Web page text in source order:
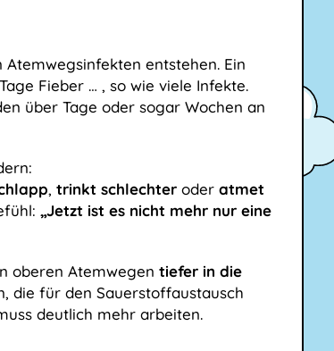
entstehen. Ein
Fieber … , so wie viele Infekte.
über Tage oder sogar Wochen an
, trinkt schlechter oder atmet
„Jetzt ist es nicht mehr nur eine
oberen Atemwegen tiefer in die
die für den Sauerstoffaustausch
deutlich mehr arbeiten.